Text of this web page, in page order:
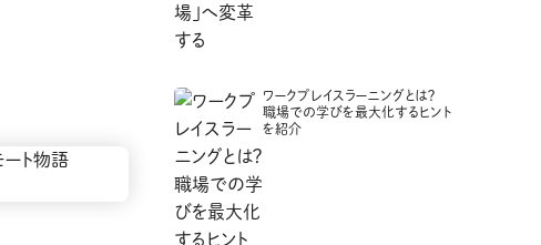
ワークプレイスラーニングとは？
職場での学びを最大化するヒント
を紹介